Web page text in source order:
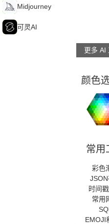
M Midjourney
可 可灵AI
更多 AI
颜色
常用
彩色
时间
常用
EMOJI